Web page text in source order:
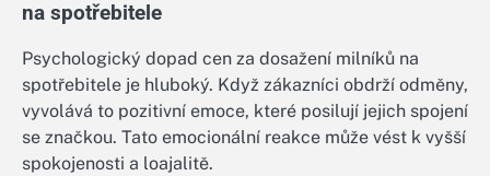
na spotřebitele
Psychologický dopad cen za dosažení milníků na
spotřebitele je hluboký. Když zákazníci obdrží odměny,
vyvolává to pozitivní emoce, které posilují jejich spojení
se značkou. Tato emocionální reakce může vést k vyšší
spokojenosti a loajalitě.